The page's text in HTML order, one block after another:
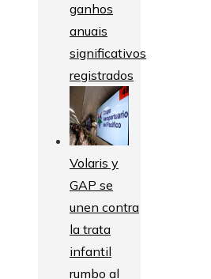
ganhos
anuais
significativos
registrados
Volaris y
GAP se
unen contra
la trata
infantil
rumbo al